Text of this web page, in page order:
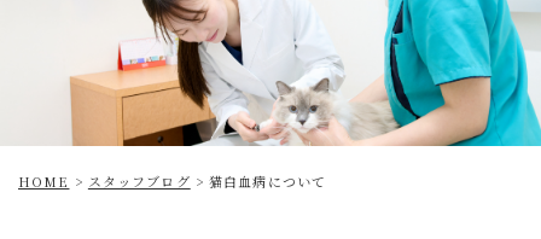
HOME > スタッフブログ >猫白血病について